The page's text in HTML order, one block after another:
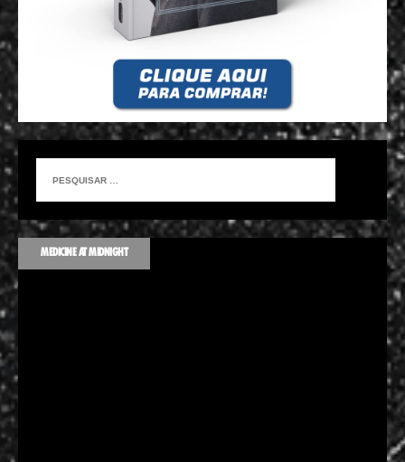
MEDICINE AT MIDNIGHT